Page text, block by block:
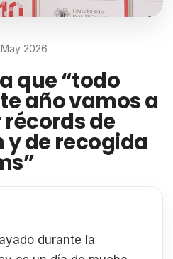
2026
que “todo
año vamos a
de
de recogida
durante la